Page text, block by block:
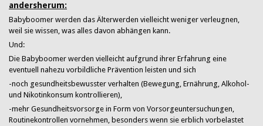
andersherum:
Babyboomer werden das Älterwerden vielleicht weniger verleugnen,
weil sie wissen, was alles davon abhängen kann.
Und:
Die Babyboomer werden vielleicht aufgrund ihrer Erfahrung eine
eventuell nahezu vorbildliche Prävention leisten und sich
-noch gesundheitsbewusster verhalten (Bewegung, Ernährung, Alkohol-
und Nikotinkonsum kontrollieren),
-mehr Gesundheitsvorsorge in Form von Vorsorgeuntersuchungen,
Routinekontrollen vornehmen, besonders wenn sie erblich vorbelastet